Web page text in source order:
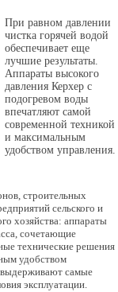
При равном давлении
чистка горячей водой
обеспечивает еще
лучшие результаты.
Аппараты высокого
давления Керхер с
подогревом воды
впечатляют самой
современной техникой
и максимальным
удобством управления.
КЛАСС
строительных
сельского и
хозяйства: аппараты
сочетающие
технические решения
удобством
выдерживают самые
эксплуатации.